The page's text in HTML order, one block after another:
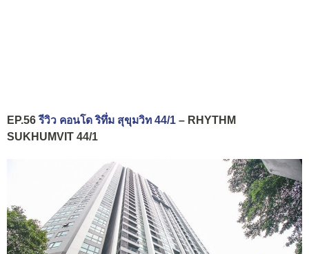
EP.56รีวิว คอนโด ริทึ่ม สุขุมวิท 44/1 – RHYTHM
SUKHUMVIT 44/1